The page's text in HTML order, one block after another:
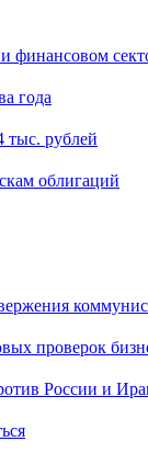
финансовом
года
тыс. рублей
облигаций
проверок
России и